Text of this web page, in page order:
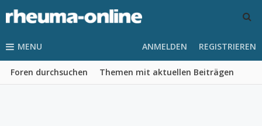
MENU
Foren durchsuchen Themen mit aktuellen Beiträgen
ANMELDEN REGISTRIEREN